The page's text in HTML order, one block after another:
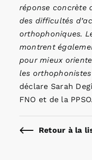
réponse concrète
des difficultés
orthophoniques.
montrent
pour mieux
les
déclare Sarah
FNO et de la PPSO.
Retour à la